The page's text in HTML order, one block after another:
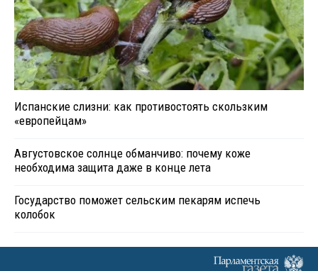
Испанские слизни: как противостоять скользким
«европейцам»
Августовское солнце обманчиво: почему коже
необходима защита даже в конце лета
Государство поможет сельским пекарям испечь
колобок